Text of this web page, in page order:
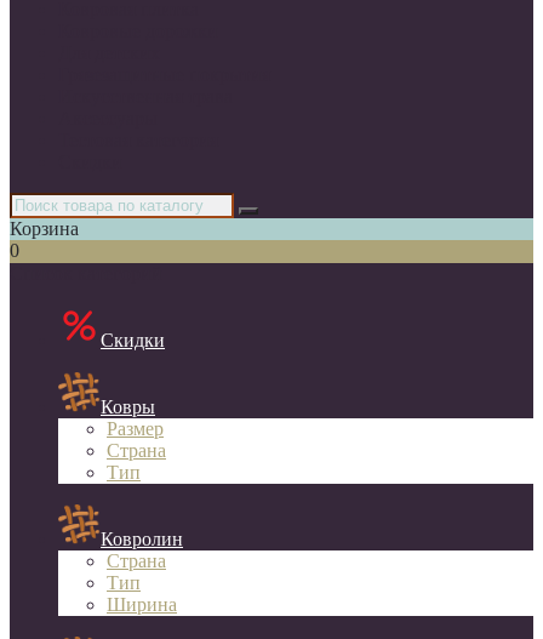
Корзина
0
Скидки
Ковры
Размер
Страна
Тип
Ковролин
Страна
Тип
Ширина